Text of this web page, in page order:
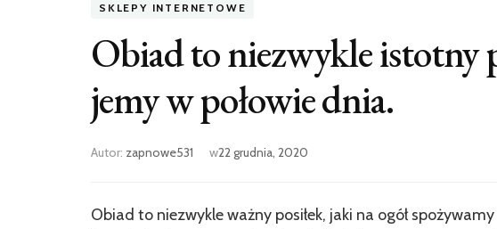
SKLEPY INTERNETOWE
Obiad to niezwykle istotny
jemy w połowie dnia.
Autor: zapnowe531 w22 grudnia, 2020
Obiad to niezwykle ważny posiłek, jaki na ogół